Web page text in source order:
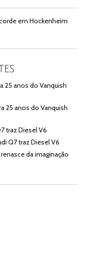
em Hockenheim
25 anos do Vanquish
25 anos do Vanquish
traz Diesel V6
Q7 traz Diesel V6
da imaginação